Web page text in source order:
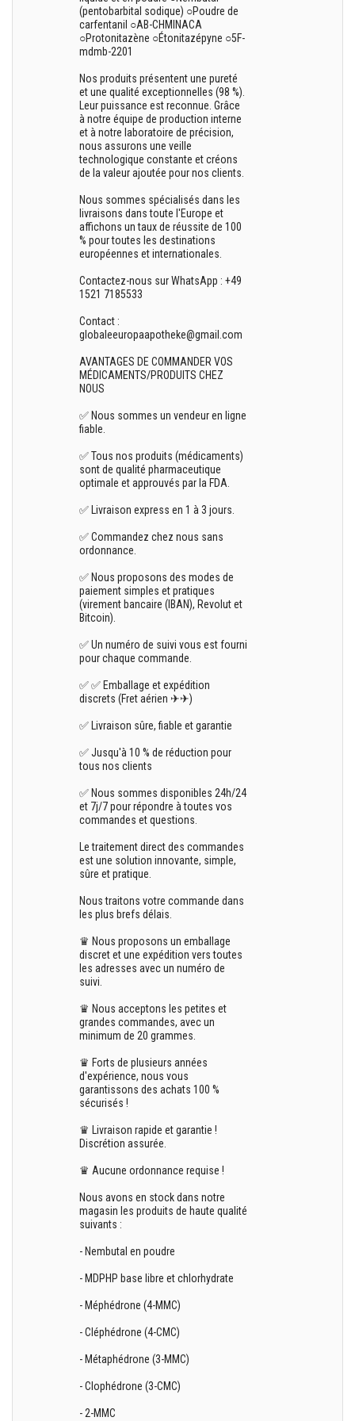
(pentobarbital sodique) ○Poudre de
carfentanil ○AB-CHMINACA
○Protonitazène ○Étonitazépyne ○5F-
mdmb-2201
Nos produits présentent une pureté
et une qualité exceptionnelles (98 %).
Leur puissance est reconnue. Grâce
à notre équipe de production interne
et à notre laboratoire de précision,
nous assurons une veille
technologique constante et créons
de la valeur ajoutée pour nos clients.
Nous sommes spécialisés dans les
livraisons dans toute l'Europe et
affichons un taux de réussite de 100
% pour toutes les destinations
européennes et internationales.
Contactez-nous sur WhatsApp : +49
1521 7185533
Contact :
globaleeuropaapotheke@gmail.com
AVANTAGES DE COMMANDER VOS
MÉDICAMENTS/PRODUITS CHEZ
NOUS
✅ Nous sommes un vendeur en ligne
fiable.
✅ Tous nos produits (médicaments)
sont de qualité pharmaceutique
optimale et approuvés par la FDA.
✅ Livraison express en 1 à 3 jours.
✅ Commandez chez nous sans
ordonnance.
✅ Nous proposons des modes de
paiement simples et pratiques
(virement bancaire (IBAN), Revolut et
Bitcoin).
✅ Un numéro de suivi vous est fourni
pour chaque commande.
✅ ✅ Emballage et expédition
discrets (Fret aérien ✈✈)
✅ Livraison sûre, fiable et garantie
✅ Jusqu'à 10 % de réduction pour
tous nos clients
✅ Nous sommes disponibles 24h/24
et 7j/7 pour répondre à toutes vos
commandes et questions.
Le traitement direct des commandes
est une solution innovante, simple,
sûre et pratique.
Nous traitons votre commande dans
les plus brefs délais.
♛ Nous proposons un emballage
discret et une expédition vers toutes
les adresses avec un numéro de
suivi.
♛ Nous acceptons les petites et
grandes commandes, avec un
minimum de 20 grammes.
♛ Forts de plusieurs années
d'expérience, nous vous
garantissons des achats 100 %
sécurisés !
♛ Livraison rapide et garantie !
Discrétion assurée.
♛ Aucune ordonnance requise !
Nous avons en stock dans notre
magasin les produits de haute qualité
suivants :
- Nembutal en poudre
- MDPHP base libre et chlorhydrate
- Méphédrone (4-MMC)
- Cléphédrone (4-CMC)
- Métaphédrone (3-MMC)
- Clophédrone (3-CMC)
- 2-MMC